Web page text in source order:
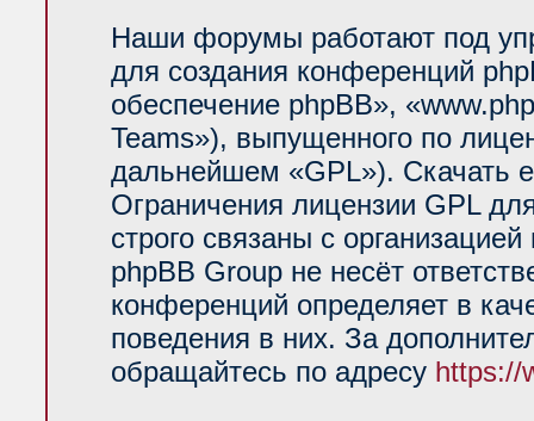
Наши форумы работают под
для создания конференций
обеспечение phpBB»,
Teams»), выпущенного по
дальнейшем «GPL»). Скачать
Ограничения лицензии GPL
строго связаны с
phpBB Group не несёт
конференций определяет в
поведения в них. За
обращайтесь по адресу https://